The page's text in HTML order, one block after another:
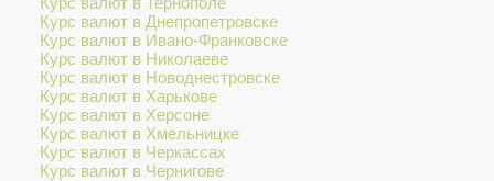
Курс валют в Днепропетровске
Курс валют в Ивано-Франковске
Курс валют в Николаеве
Курс валют в Новоднестровске
Курс валют в Харькове
Курс валют в Херсоне
Курс валют в Хмельницке
Курс валют в Черкассах
Курс валют в Чернигове